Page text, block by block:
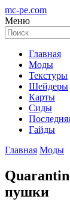
mc-pe.com
Меню
Главная
Моды
Текстуры
Шейдеры
Карты
Сиды
Гайды
Главная Моды
пушки